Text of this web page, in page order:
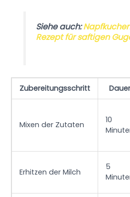
Siehe auch:
Rezept für saftigen
Zubereitungsschritt
Mixen der Zutaten
10
Erhitzen der Milch
5